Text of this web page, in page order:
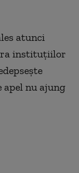
atunci
instituțiilor
apel nu ajung